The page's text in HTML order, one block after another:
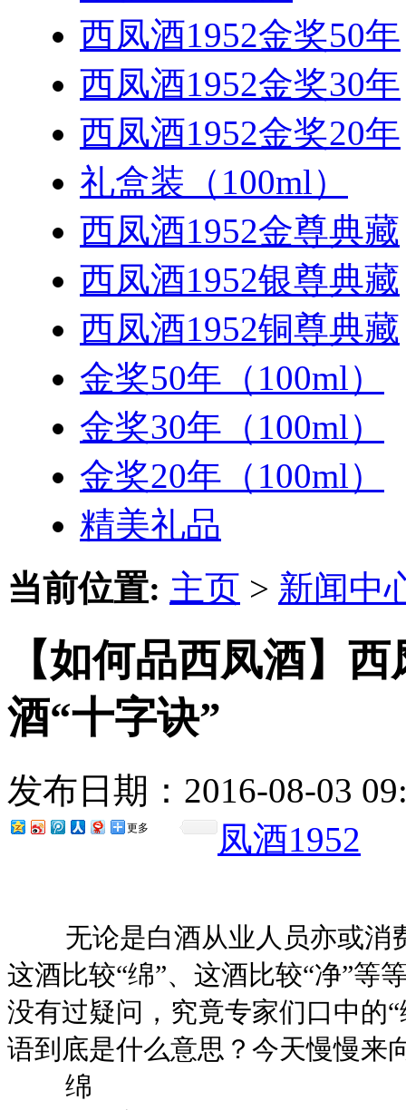
西凤酒1952金奖50年
西凤酒1952金奖30年
西凤酒1952金奖20年
礼盒装（100ml）
西凤酒1952金尊典藏
西凤酒1952银尊典藏
西凤酒1952铜尊典藏
金奖50年（100ml）
金奖30年（100ml）
金奖20年（100ml）
精美礼品
当前位置: 主页 > 新闻中
【如何品西凤酒】
酒“十字诀”
发布日期：2016-08-03
凤酒1952
更多
无论是白酒从业人员亦或消
这酒比较“绵”、这酒比较“净”等
没有过疑问，究竟专家们口中的
语到底是什么意思？今天慢慢来
绵